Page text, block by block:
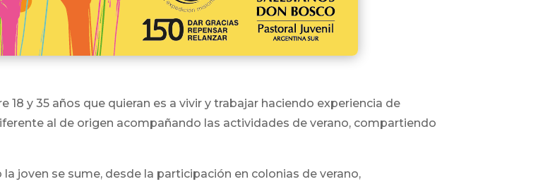
y 35 años que quieran es a vivir y trabajar haciendo experiencia de
al de origen acompañando las actividades de verano, compartiendo
joven se sume, desde la participación en colonias de verano,